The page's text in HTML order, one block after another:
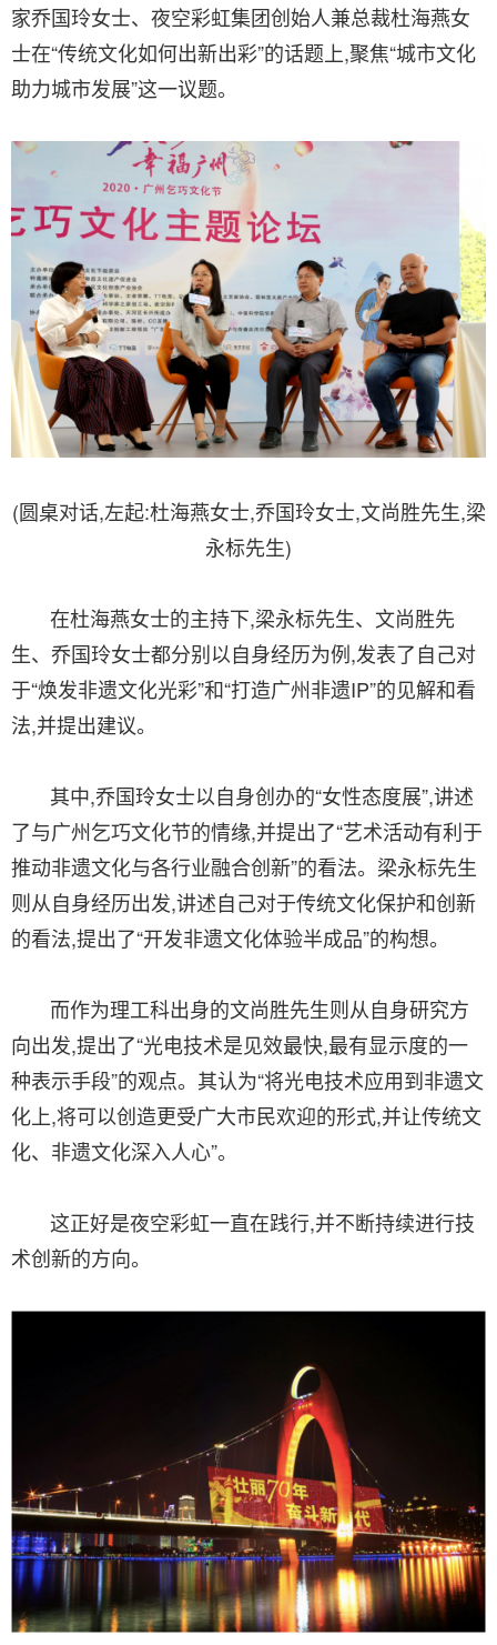
家乔国玲女士、夜空彩虹集团创始人兼总裁杜海燕女
士在“传统文化如何出新出彩”的话题上,聚焦“城市文化
助力城市发展”这一议题。
(圆桌对话,左起:杜海燕女士,乔国玲女士,文尚胜先生,梁
永标先生)
在杜海燕女士的主持下,梁永标先生、文尚胜先
生、乔国玲女士都分别以自身经历为例,发表了自己对
于“焕发非遗文化光彩”和“打造广州非遗IP”的见解和看
法,并提出建议。
其中,乔国玲女士以自身创办的“女性态度展”,讲述
了与广州乞巧文化节的情缘,并提出了“艺术活动有利于
推动非遗文化与各行业融合创新”的看法。梁永标先生
则从自身经历出发,讲述自己对于传统文化保护和创新
的看法,提出了“开发非遗文化体验半成品”的构想。
而作为理工科出身的文尚胜先生则从自身研究方
向出发,提出了“光电技术是见效最快,最有显示度的一
种表示手段”的观点。其认为“将光电技术应用到非遗文
化上,将可以创造更受广大市民欢迎的形式,并让传统文
化、非遗文化深入人心”。
这正好是夜空彩虹一直在践行,并不断持续进行技
术创新的方向。